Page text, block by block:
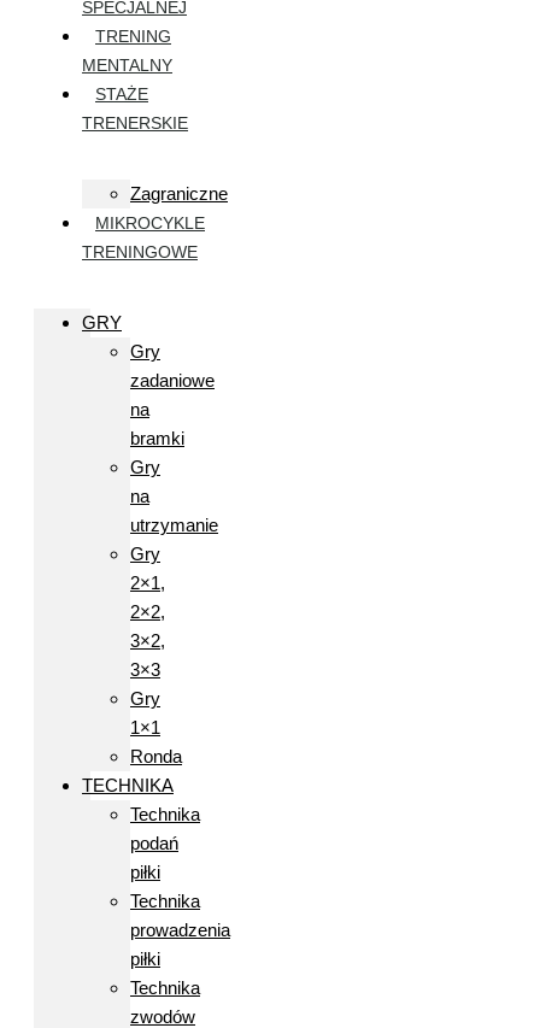
SPECJALNEJ
TRENING
MENTALNY
STAŻE
TRENERSKIE
Zagraniczne
MIKROCYKLE
TRENINGOWE
GRY
Gry
zadaniowe
na
bramki
Gry
na
utrzymanie
Gry
2×1,
2×2,
3×2,
3×3
Gry
1×1
Ronda
TECHNIKA
Technika
podań
piłki
Technika
prowadzenia
piłki
Technika
zwodów